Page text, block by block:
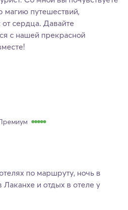
магию путешествий,
сердца. Давайте
с нашей прекрасной
по маршруту, ночь в
и отдых в отеле у